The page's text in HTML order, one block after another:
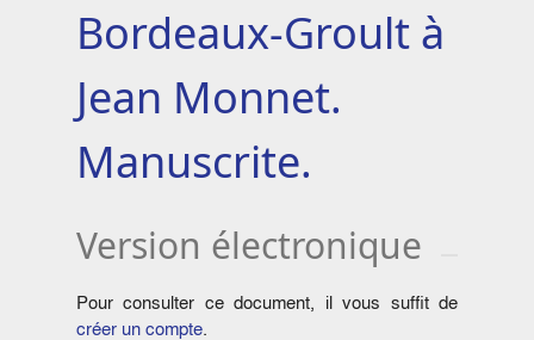
Bordeaux-Groult à
Jean Monnet.
Manuscrite.
Version électronique
Pour consulter ce document, il vous suffit de
créer un compte.